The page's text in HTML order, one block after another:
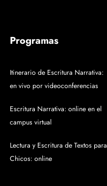
Programas
Itinerario de Escritura Narrativa:
en vivo por videoconferencias
Escritura Narrativa: online en el
campus virtual
Lectura y Escritura de Textos para
Chicos: online